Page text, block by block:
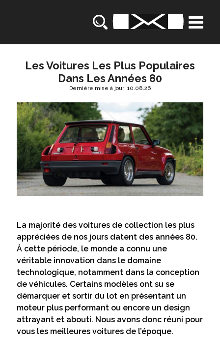
Les Voitures Les Plus Populaires
Dans Les Années 80
Dernière mise à jour: 10.08.26
La majorité des voitures de collection les plus
appréciées de nos jours datent des années 80.
À cette période, le monde a connu une
véritable innovation dans le domaine
technologique, notamment dans la conception
de véhicules. Certains modèles ont su se
démarquer et sortir du lot en présentant un
moteur plus performant ou encore un design
attrayant et abouti. Nous avons donc réuni pour
vous les meilleures voitures de l’époque.